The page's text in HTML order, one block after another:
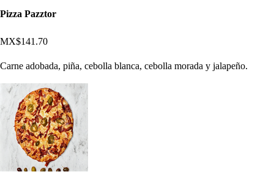
Pizza Pazztor
MX$141.70
Carne adobada, piña, cebolla blanca, cebolla morada y jalapeño.